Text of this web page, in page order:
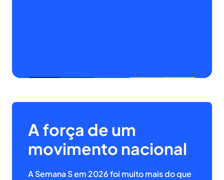
A força de um
movimento nacional
A Semana S em 2026 foi muito mais do que